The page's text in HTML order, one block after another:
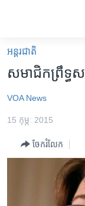
គេហទំព័រ​
ទាក់ទង
និង​
ទៅ​​ចិន
ហេឡូវីអូអេ
ព្រឹត្តិការណ៍ព័ត៌មាន
អន្តរជាតិ
សមាជិក​ព្រឹទ្ធ
VOA News
15 កុម្ភៈ 2015
ចែករំលែក